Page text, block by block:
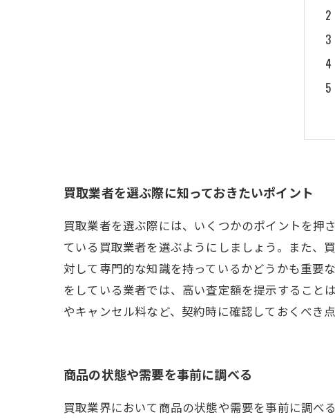
買取業者を選ぶ際に知っておきたいポイント
買取業者を選ぶ際には、いくつかのポイントを押
ている買取業者を選ぶようにしましょう。また、
対して専門的な知識を持っているかどうかも重要
をしている業者では、高い査定額を提示すること
やキャンセル料など、契約時に確認しておくべき
商品の状態や需要を事前に調べる
買取業界において商品の状態や需要を事前に調べ